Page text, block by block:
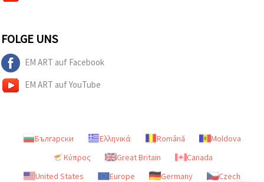
FOLGE UNS
EM ART auf Facebook
EM ART auf YouTube
Български Ελληνικά Română
Moldova
Κύπρος
Great Britain
Canada
United States
Europe Germany Czech